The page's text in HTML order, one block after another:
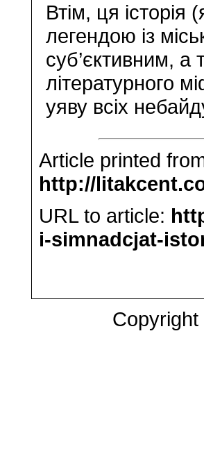
Втім, ця історія
легендою із
суб’єктивним, а
літературного
уяву всіх
Article printed from
http://
URL to article:
i-simnadcjat-